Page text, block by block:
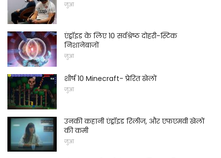
जुआ
एंड्रॉइड के लिए 10 सर्वश्रेष्ठ दोहरी-स्टिक
निशानेबाजों
जुआ
शीर्ष 10 Minecraft- प्रेरित खेलों
जुआ
उनकी कहानी एंड्रॉइड रिलीज, और एफएमवी खेलों
की कमी
जुआ